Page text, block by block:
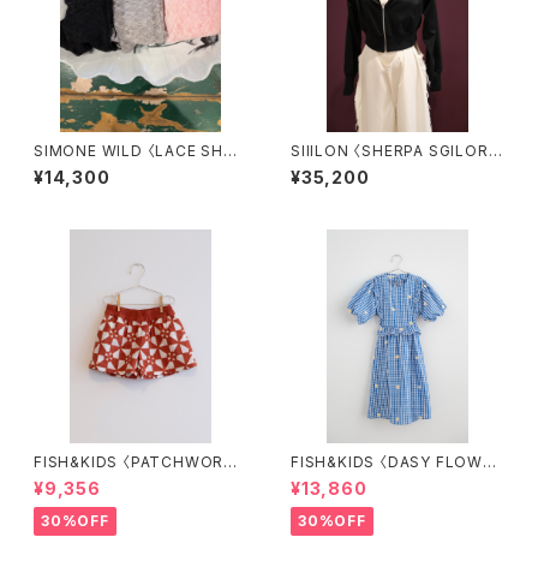
SIMONE WILD 〈LACE SHOR
T THONG SOCKS〉
¥14,300
SIIILON 〈SHERPA SGILOR
TOPS〉
¥35,200
FISH&KIDS 〈PATCHWORK
SHORT〉
¥9,356
30%OFF
FISH&KIDS 〈DASY FLOWER
S DRESS〉
¥13,860
30%OFF